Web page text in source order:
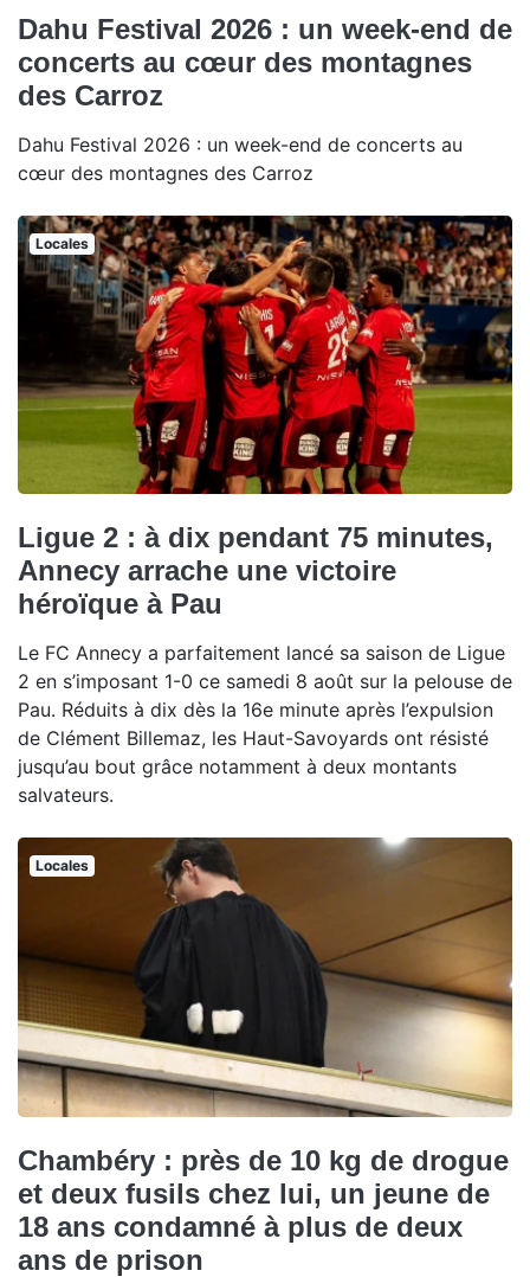
Dahu Festival 2026 : un week-end de
concerts au cœur des montagnes
des Carroz
Dahu Festival 2026 : un week-end de concerts au
cœur des montagnes des Carroz
Locales
Ligue 2 : à dix pendant 75 minutes,
Annecy arrache une victoire
héroïque à Pau
Le FC Annecy a parfaitement lancé sa saison de Ligue
2 en s’imposant 1-0 ce samedi 8 août sur la pelouse de
Pau. Réduits à dix dès la 16e minute après l’expulsion
de Clément Billemaz, les Haut-Savoyards ont résisté
jusqu’au bout grâce notamment à deux montants
salvateurs.
Locales
Chambéry : près de 10 kg de drogue
et deux fusils chez lui, un jeune de
18 ans condamné à plus de deux
ans de prison